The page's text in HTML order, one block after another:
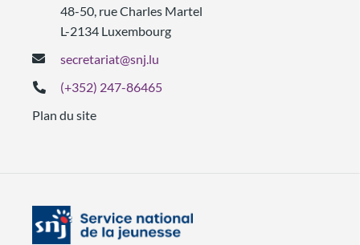
48-50, rue Charles Martel
L-2134 Luxembourg
secretariat@snj.lu
(+352) 247-86465
Plan du site